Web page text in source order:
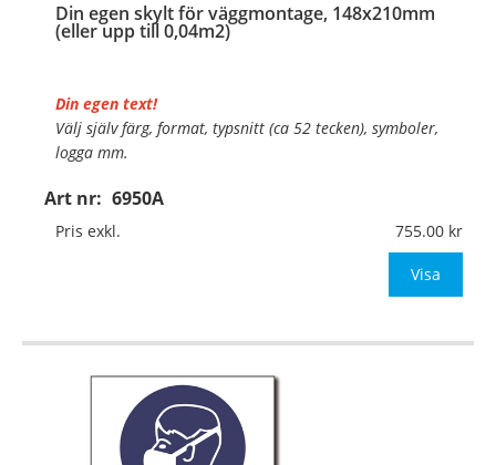
Din egen skylt för väggmontage, 148x210mm
(eller upp till 0,04m2)
Art nr: 6950A
Din egen text!
Välj själv färg, format, typsnitt (ca 52 tecken), symboler,
logga mm.
Material:Plan aluminium, 0,7mm (väggmontage)
Mått:148x210mm (eller annat mått upp till 0,04m²)
Pris exkl. 755.00
Visa